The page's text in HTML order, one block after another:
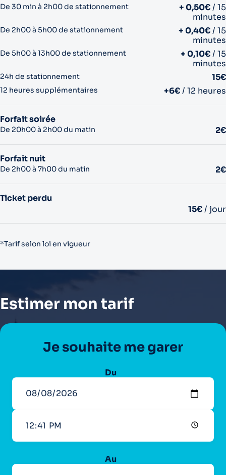
De 30 min à 2h00 de stationnement + 0,50€/ 15
minutes
De 2h00 à 5h00 de stationnement + 0,40€/ 15
minutes
De 5h00 à 13h00 de stationnement + 0,10€/ 15
minutes
24h de stationnement 15€
12 heures supplémentaires +6€/ 12 heures
Forfait soirée
De 20h00 à 2h00 du matin 2€
Forfait nuit
De 2h00 à 7h00 du matin 2€
Ticket perdu
15€/ jour
*Tarif selon loi en vigueur
Estimer mon tarif
Je souhaite me garer
Du
Au